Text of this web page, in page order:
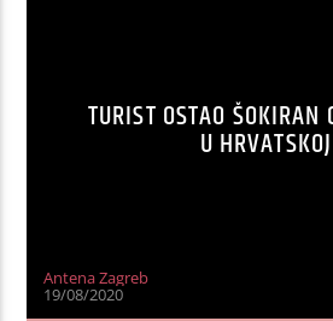
TURIST OSTAO ŠOKIRAN
U
Antena Zagreb
19/08/2020